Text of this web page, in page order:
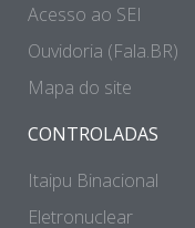
Acesso ao SEI
Ouvidoria (Fala.BR)
Mapa do site
CONTROLADAS
Itaipu Binacional
Eletronuclear